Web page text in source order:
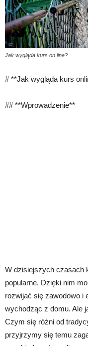
Jak wygląda kurs on line?
# **Jak wygląda kurs
## **Wprowadzenie**
W dzisiejszych czasach
popularne. Dzięki nim
rozwijać się zawodowo i
wychodząc z domu. Ale
Czym się różni od
przyjrzymy się temu